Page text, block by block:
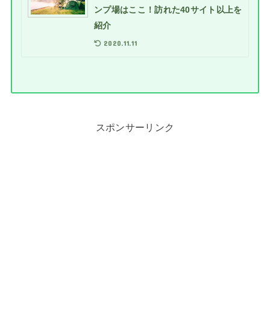
ンプ場はここ！訪れた40サイト以上を
紹介
2020.11.11
スポンサーリンク